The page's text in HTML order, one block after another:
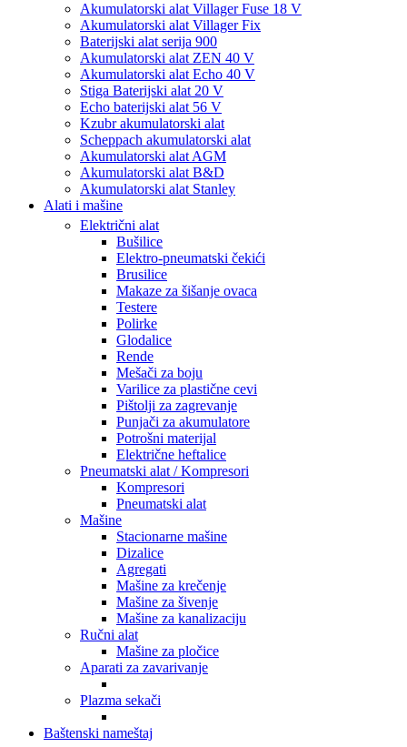
Akumulatorski alat Villager Fuse 18 V
Akumulatorski alat Villager Fix
Baterijski alat serija 900
Akumulatorski alat ZEN 40 V
Akumulatorski alat Echo 40 V
Stiga Baterijski alat 20 V
Echo baterijski alat 56 V
Kzubr akumulatorski alat
Scheppach akumulatorski alat
Akumulatorski alat AGM
Akumulatorski alat B&D
Akumulatorski alat Stanley
Alati i mašine
Električni alat
Bušilice
Elektro-pneumatski čekići
Brusilice
Makaze za šišanje ovaca
Testere
Polirke
Glodalice
Rende
Mešači za boju
Varilice za plastične cevi
Pištolji za zagrevanje
Punjači za akumulatore
Potrošni materijal
Električne heftalice
Pneumatski alat / Kompresori
Kompresori
Pneumatski alat
Mašine
Stacionarne mašine
Dizalice
Agregati
Mašine za krečenje
Mašine za šivenje
Mašine za kanalizaciju
Ručni alat
Mašine za pločice
Aparati za zavarivanje
Plazma sekači
Baštenski nameštaj